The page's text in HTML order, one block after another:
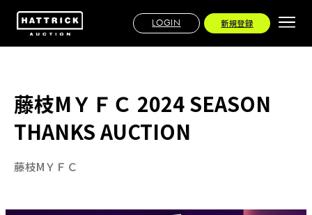
LOGIN 新規登録
藤枝МＹＦＣ 2024 SEASON
THANKS AUCTION
藤枝МＹＦＣ